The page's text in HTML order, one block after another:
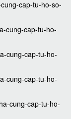
cap-tu-ho-so-
cung-cap-tu-ho-
cung-cap-tu-ho-
cung-cap-tu-ho-
cung-cap-tu-ho-